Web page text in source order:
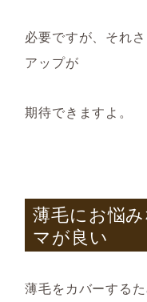
必要ですが、それ
アップが
期待できますよ。
薄毛にお悩
マが良い
薄毛をカバーする